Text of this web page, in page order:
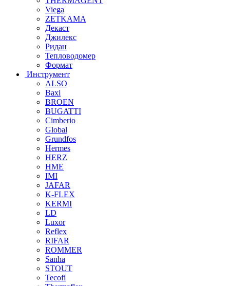
Viega
ZETKAMA
Декаст
Джилекс
Ридан
Тепловодомер
Формат
Инструмент
ALSO
Baxi
BROEN
BUGATTI
Cimberio
Global
Grundfos
Hermes
HERZ
HME
IMI
JAFAR
K-FLEX
KERMI
LD
Luxor
Reflex
RIFAR
ROMMER
Sanha
STOUT
Tecofi